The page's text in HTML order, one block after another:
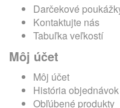
Darčekové
Kontaktujte nás
Tabuľka veľkostí
Môj účet
Môj účet
História objednávok
Obľúbené produkty